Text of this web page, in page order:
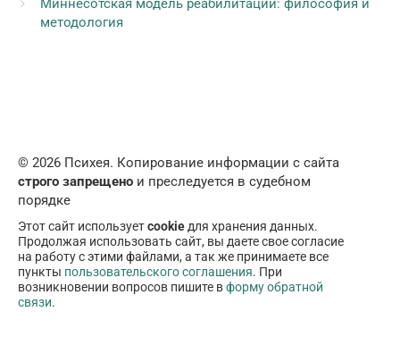
Миннесотская модель реабилитации: философия и
методология
© 2026 Психея. Копирование информации с сайта
строго запрещено и преследуется в судебном
порядке
Этот сайт используетcookieдля хранения данных.
Продолжая использовать сайт, вы даете свое согласие
на работу с этими файлами, а так же принимаете все
пункты пользовательского соглашения. При
возникновении вопросов пишите вформу обратной
связи.